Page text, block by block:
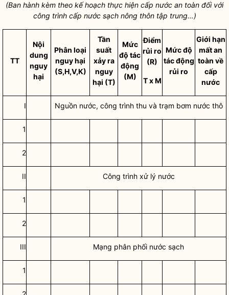
(Ban hành kèm theo kế hoạch thực hiện cấp nước an toàn đối với
công trình cấp nước sạch nông thôn tập trung…)
TT
Nội
dung
nguy
hại
Phân loại
nguy hại
(S,H,V,K)
Tần
suất
xảy ra
nguy
hại (T)
Mức
độ tác
động
(M)
Điểm
rủi ro
(R)
T x M
Mức độ
tác động
rủi ro
Giới hạn
mất an
toàn về
cấp
nước
I Nguồn nước, công trình thu và trạm bơm nước thô
1
2
II Công trình xử lý nước
1
2
III Mạng phân phối nước sạch
1